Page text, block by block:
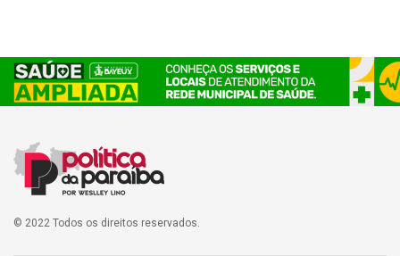
© 2022 Todos os direitos reservados.